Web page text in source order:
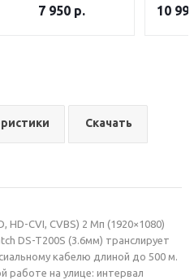
7 950р. 10
Скачать
CVI, CVBS) 2 Мп (1920×1080)
DS-T200S (3.6мм) транслирует
кабелю длиной до 500 м.
работе на улице: интервал